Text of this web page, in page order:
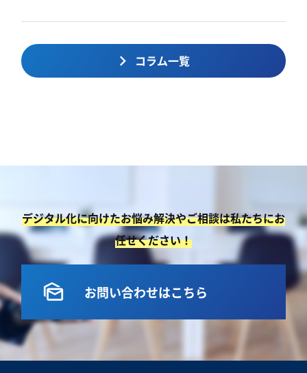
コラム一覧
デジタル化に向けたお悩み解決やご相談は私たちにお
任せください！
mark_as_unread お問い合わせはこちら